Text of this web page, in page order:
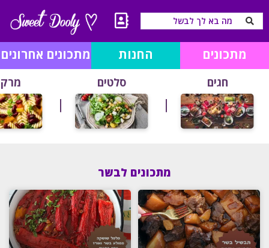
מתכונים החנות מתכונים אחרונים
חגים סלטים
מתכונים לבשר